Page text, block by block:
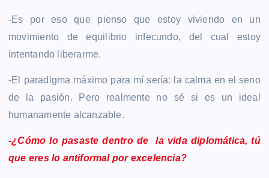
-Es por eso que pienso que estoy viviendo en un
movimiento de equilibrio infecundo, del cual estoy
intentando liberarme.
-El paradigma máximo para mí sería: la calma en el seno
de la pasión. Pero realmente no sé si es un ideal
humanamente alcanzable.
-¿Cómo lo pasaste dentro de la vida diplomática, tú
que eres lo antiformal por excelencia?